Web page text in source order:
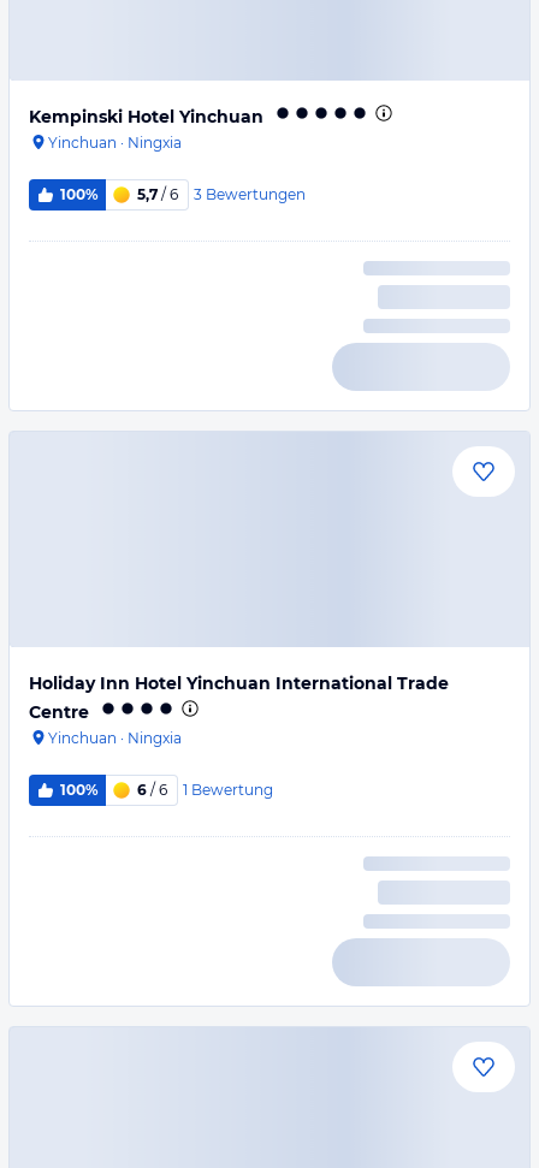
Kempinski Hotel Yinchuan
Yinchuan · Ningxia
100% 5,7 / 6 3 Bewertungen
Holiday Inn Hotel Yinchuan International Trade
Centre
Yinchuan · Ningxia
100% 6 / 6 1 Bewertung